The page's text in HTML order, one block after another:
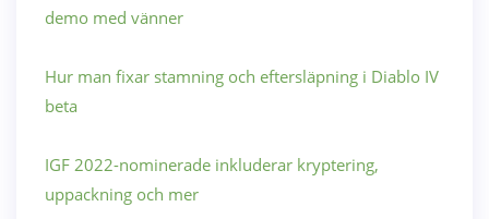
demo med vänner
Hur man fixar stamning och eftersläpning i Diablo IV
beta
IGF 2022-nominerade inkluderar kryptering,
uppackning och mer